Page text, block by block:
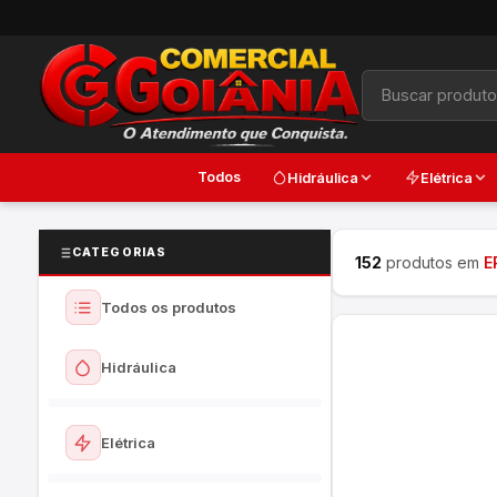
Todos Hidráulica Elétrica
CATEGORIAS
Todos os produtos
Hidráulica
Ver todos
Elétrica
152 produtos em